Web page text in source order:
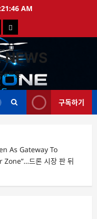
AM
드
론
특
가
NEWS
#드론
구독하기
As Gateway To
드론 시장 판 뒤